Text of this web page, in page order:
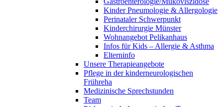
Kinder Pneumologie & Allergologie
Perinataler Schwerpunkt
Kinderchirurgie Münster
Wohnangebot Pelikanhaus
Infos für Kids – Allergie & Asthma
Elterninfo
Unsere Therapieangebote
Pflege in der kinderneurologischen
Frühreha
Medizinische Sprechstunden
Team